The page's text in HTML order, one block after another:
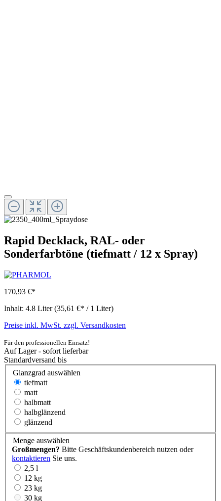
Rapid Decklack, RAL- oder
Sonderfarbtöne (tiefmatt / 12 x Spray)
170,93 €*
Inhalt: 4.8 Liter(35,61 €* / 1 Liter)
Preise inkl. MwSt. zzgl. Versandkosten
Für den professionellen Einsatz!
Auf Lager - sofort lieferbar
Standardversand bis
Glanzgrad auswählen
tiefmatt
matt
halbmatt
halbglänzend
glänzend
Menge auswählen
Großmengen? Bitte Geschäftskundenbereich nutzen oder
kontaktieren Sie uns.
2,5 l
12 kg
23 kg
30 kg